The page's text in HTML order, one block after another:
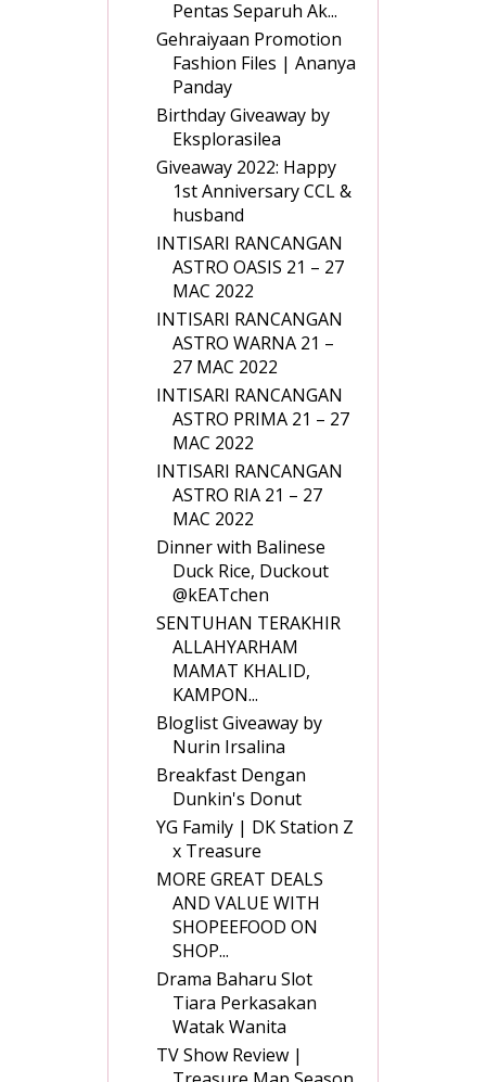
Pentas Separuh Ak...
Gehraiyaan Promotion
Fashion Files | Ananya
Panday
Birthday Giveaway by
Eksplorasilea
Giveaway 2022: Happy
1st Anniversary CCL &
husband
INTISARI RANCANGAN
ASTRO OASIS 21 – 27
MAC 2022
INTISARI RANCANGAN
ASTRO WARNA 21 –
27 MAC 2022
INTISARI RANCANGAN
ASTRO PRIMA 21 – 27
MAC 2022
INTISARI RANCANGAN
ASTRO RIA 21 – 27
MAC 2022
Dinner with Balinese
Duck Rice, Duckout
@kEATchen
SENTUHAN TERAKHIR
ALLAHYARHAM
MAMAT KHALID,
KAMPON...
Bloglist Giveaway by
Nurin Irsalina
Breakfast Dengan
Dunkin's Donut
YG Family | DK Station Z
x Treasure
MORE GREAT DEALS
AND VALUE WITH
SHOPEEFOOD ON
SHOP...
Drama Baharu Slot
Tiara Perkasakan
Watak Wanita
TV Show Review |